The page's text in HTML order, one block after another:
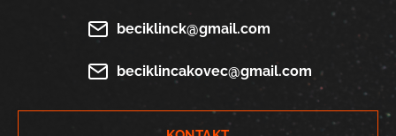
beciklinck@gmail.com
beciklincakovec@gmail.com